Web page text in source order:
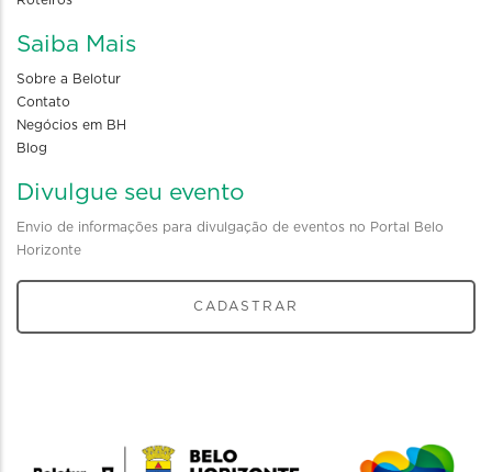
Saiba Mais
Sobre a Belotur
Contato
Negócios em BH
Blog
Divulgue seu evento
Envio de informações para divulgação de eventos no Portal Belo
Horizonte
CADASTRAR